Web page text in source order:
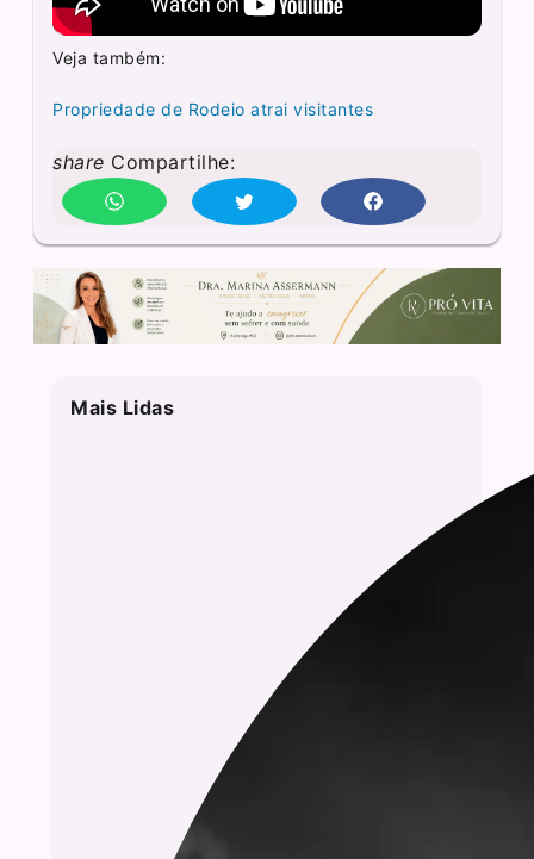
Veja também:
Propriedade de Rodeio atrai visitantes
share Compartilhe:
Mais Lidas